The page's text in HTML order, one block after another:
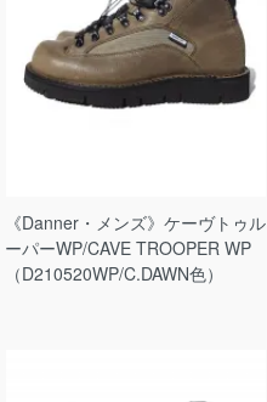
《Danner・メンズ》ケーヴトゥル
ーパーWP/CAVE TROOPER WP
（D210520WP/C.DAWN色）